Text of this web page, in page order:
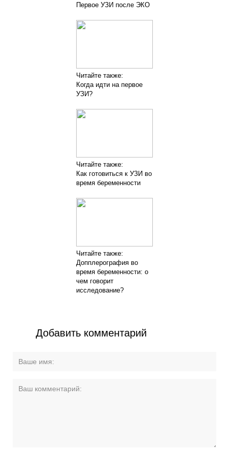
Первое УЗИ после ЭКО
Читайте также:
Когда идти на первое
УЗИ?
Читайте также:
Как готовиться к УЗИ во
время беременности
Читайте также:
Допплерография во
время беременности: о
чем говорит
исследование?
Добавить комментарий